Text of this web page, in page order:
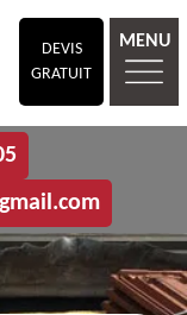
DEVIS
GRATUIT
MENU